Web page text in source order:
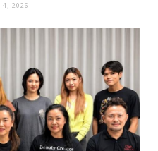
4, 2026